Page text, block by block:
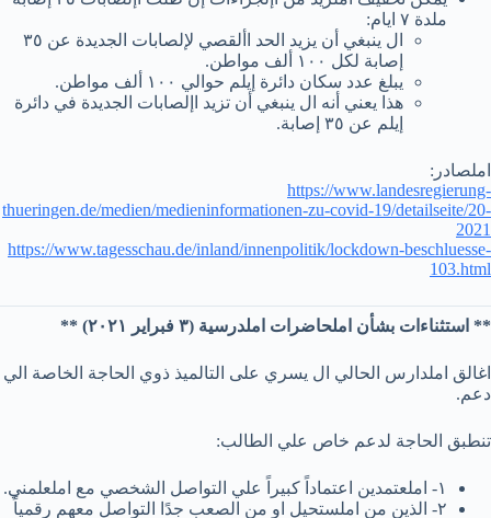
ملدة ٧ ايام:
ال ينبغي أن يزيد الحد األقصي لإلصابات الجديدة عن ٣٥
إصابة لكل ١٠٠ ألف مواطن.
يبلغ عدد سكان دائرة إيلم حوالي ١٠٠ ألف مواطن.
هذا يعني أنه ال ينبغي أن تزيد اإلصابات الجديدة في دائرة
إيلم عن ٣٥ إصابة.
املصادر:
https://www.landesregierung-
thueringen.de/medien/medieninformationen-zu-covid-19/detailseite/20-
2021
https://www.tagesschau.de/inland/innenpolitik/lockdown-beschluesse-
103.html
** استثناءات بشأن املحاضرات املدرسية (٣ فبراير ٢٠٢١) **
اغالق املدارس الحالي ال يسري على التالميذ ذوي الحاجة الخاصة الي
دعم.
تنطبق الحاجة لدعم خاص علي الطالب:
١- املعتمدين اعتماداً كبيراً علي التواصل الشخصي مع املعلمني.
٢- الذين من املستحيل او من الصعب جدًا التواصل معهم رقمياً